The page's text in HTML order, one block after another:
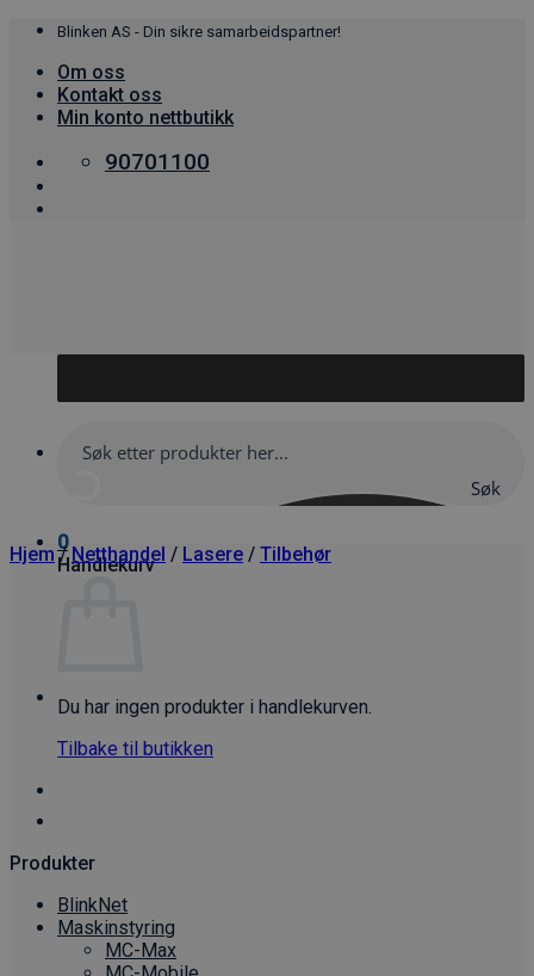
Skip
content
Blinken AS - Din sikre samarbeidspartner!
Om oss
Kontakt oss
Min konto nettbutikk
90701100
0
Handlekurv
Du har ingen produkter i handlekurven.
Tilbake til butikken
Søk
Hjem / Netthandel / Lasere / Tilbehør
Produkter
BlinkNet
Maskinstyring
MC-Max